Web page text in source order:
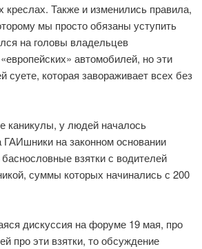
креслах. Также и изменились правила,
мы просто обязаны уступить
на головы владельцев
автомобилей, но эти
суете, которая завораживает всех без
каникулы, у людей началось
ГАИшники на законном основании
взятки с водителей
суммы которых начинались с 200
дискуссия на форуме 19 мая, про
про эти взятки, то обсуждение